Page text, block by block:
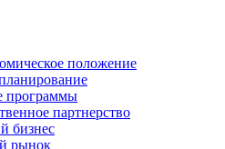
положение
программы
партнерство
бизнес
рынок